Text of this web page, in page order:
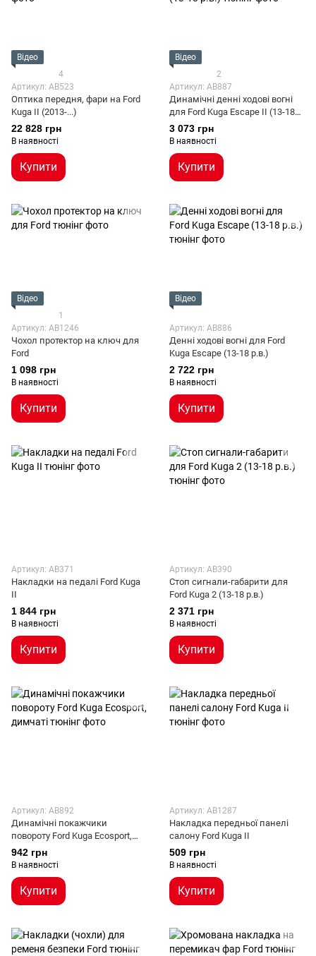
Відео
4
Артикул: AB523
Оптика передня, фари на Ford
Kuga II (2013-...)
22 828 грн
В наявності
Купити
Відео
2
Артикул: AB887
Динамічні денні ходові вогні
для Ford Kuga Escape II (13-18
р.в.)
3 073 грн
В наявності
Купити
Відео
1
Артикул: AB1246
Чохол протектор на ключ для
Ford
1 098 грн
В наявності
Купити
Відео
Артикул: AB886
Денні ходові вогні для Ford
Kuga Escape (13-18 р.в.)
2 722 грн
В наявності
Купити
Артикул: AB371
Накладки на педалі Ford Kuga
II
1 844 грн
В наявності
Купити
Артикул: AB390
Стоп сигнали-габарити для
Ford Kuga 2 (13-18 р.в.)
2 371 грн
В наявності
Купити
Артикул: AB892
Динамічні покажчики
повороту Ford Kuga Ecosport,
димчаті
942 грн
В наявності
Купити
Артикул: AB1287
Накладка передньої панелі
салону Ford Kuga II
509 грн
В наявності
Купити